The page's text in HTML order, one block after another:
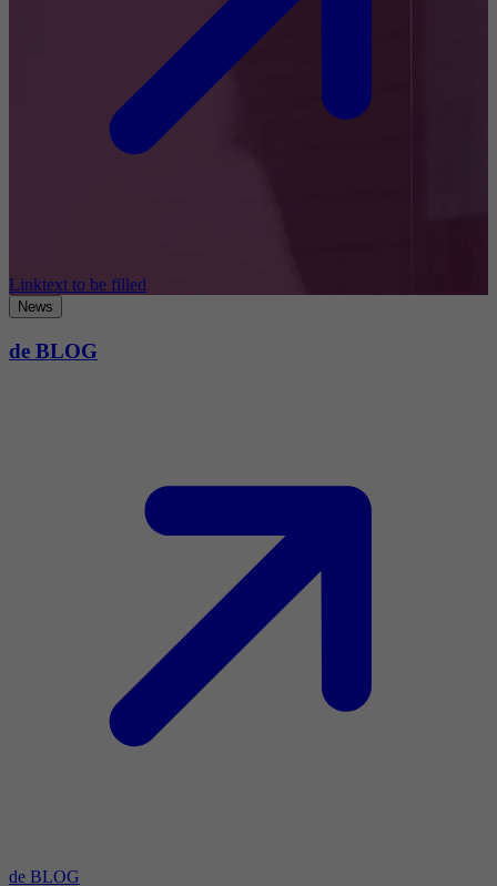
Linktext to be filled
News
de BLOG
de BLOG